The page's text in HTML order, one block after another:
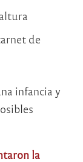
de
infancia y
la